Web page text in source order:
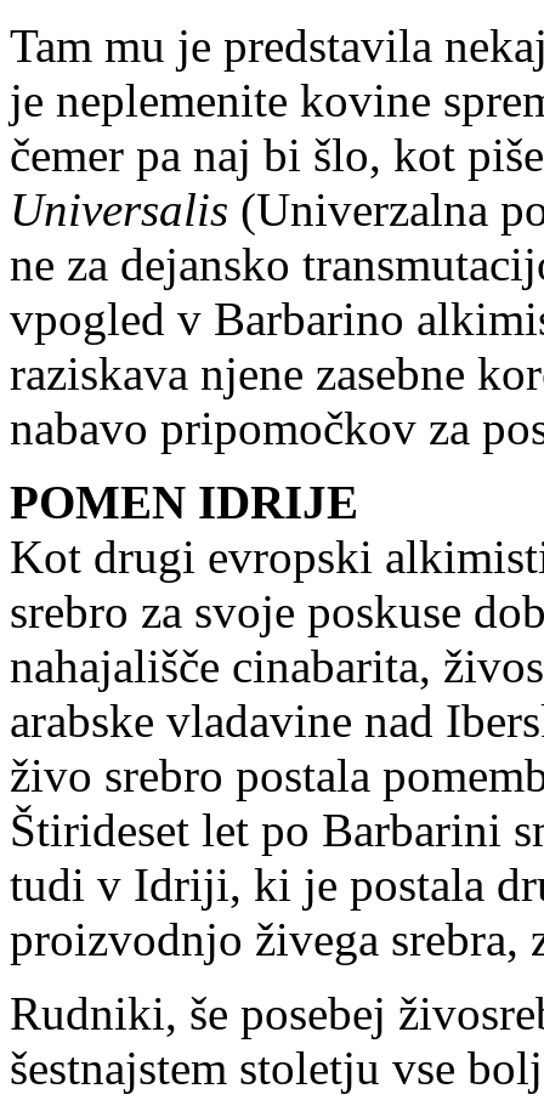
Tam mu je predstavila
je neplemenite kovine
čemer pa naj bi šlo, kot
Universalis (Univerzalna
ne za dejansko
vpogled v Barbarino
raziskava njene zasebne
nabavo pripomočkov za
POMEN IDRIJE
Kot drugi evropski
srebro za svoje poskuse
nahajališče cinabarita,
arabske vladavine nad
živo srebro postala
Štirideset let po Barbarini
tudi v Idriji, ki je postala
proizvodnjo živega srebra,
Rudniki, še posebej
šestnajstem stoletju vse